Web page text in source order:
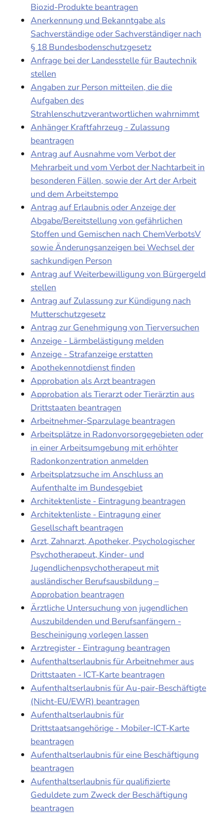
Biozid-Produkte beantragen
Anerkennung und Bekanntgabe als
Sachverständige oder Sachverständiger nach
§ 18 Bundesbodenschutzgesetz
Anfrage bei der Landesstelle für Bautechnik
stellen
Angaben zur Person mitteilen, die die
Aufgaben des
Strahlenschutzverantwortlichen wahrnimmt
Anhänger Kraftfahrzeug - Zulassung
beantragen
Antrag auf Ausnahme vom Verbot der
Mehrarbeit und vom Verbot der Nachtarbeit in
besonderen Fällen, sowie der Art der Arbeit
und dem Arbeitstempo
Antrag auf Erlaubnis oder Anzeige der
Abgabe/Bereitstellung von gefährlichen
Stoffen und Gemischen nach ChemVerbotsV
sowie Änderungsanzeigen bei Wechsel der
sachkundigen Person
Antrag auf Weiterbewilligung von Bürgergeld
stellen
Antrag auf Zulassung zur Kündigung nach
Mutterschutzgesetz
Antrag zur Genehmigung von Tierversuchen
Anzeige - Lärmbelästigung melden
Anzeige - Strafanzeige erstatten
Apothekennotdienst finden
Approbation als Arzt beantragen
Approbation als Tierarzt oder Tierärztin aus
Drittstaaten beantragen
Arbeitnehmer-Sparzulage beantragen
Arbeitsplätze in Radonvorsorgegebieten oder
in einer Arbeitsumgebung mit erhöhter
Radonkonzentration anmelden
Arbeitsplatzsuche im Anschluss an
Aufenthalte im Bundesgebiet
Architektenliste - Eintragung beantragen
Architektenliste - Eintragung einer
Gesellschaft beantragen
Arzt, Zahnarzt, Apotheker, Psychologischer
Psychotherapeut, Kinder- und
Jugendlichenpsychotherapeut mit
ausländischer Berufsausbildung –
Approbation beantragen
Ärztliche Untersuchung von jugendlichen
Auszubildenden und Berufsanfängern -
Bescheinigung vorlegen lassen
Arztregister - Eintragung beantragen
Aufenthaltserlaubnis für Arbeitnehmer aus
Drittstaaten - ICT-Karte beantragen
Aufenthaltserlaubnis für Au-pair-Beschäftigte
(Nicht-EU/EWR) beantragen
Aufenthaltserlaubnis für
Drittstaatsangehörige - Mobiler-ICT-Karte
beantragen
Aufenthaltserlaubnis für eine Beschäftigung
beantragen
Aufenthaltserlaubnis für qualifizierte
Geduldete zum Zweck der Beschäftigung
beantragen